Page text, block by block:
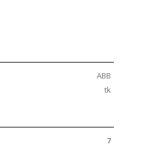
ABB
tk
7